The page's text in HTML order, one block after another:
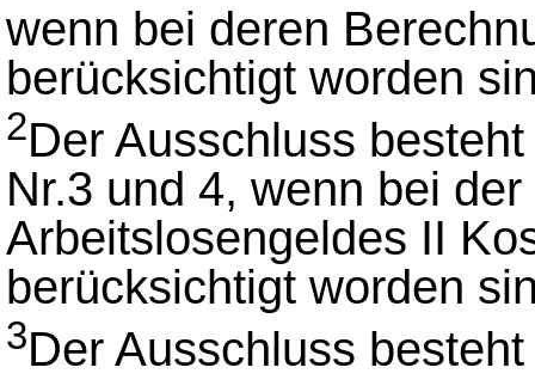
wenn bei deren
berücksichtigt worden
2Der Ausschluss
Nr.3 und 4, wenn bei
Arbeitslosengeldes II
berücksichtigt worden
3Der Ausschluss